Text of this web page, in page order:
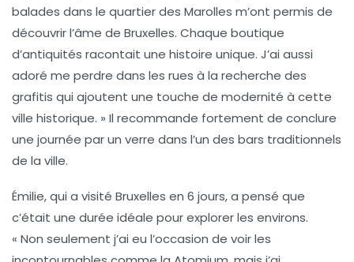
balades dans le quartier des Marolles m’ont permis de
découvrir l’âme de Bruxelles. Chaque boutique
d’antiquités racontait une histoire unique. J’ai aussi
adoré me perdre dans les rues à la recherche des
grafitis qui ajoutent une touche de modernité à cette
ville historique. » Il recommande fortement de conclure
une journée par un verre dans l’un des bars traditionnels
de la ville.
Émilie, qui a visité Bruxelles en 6 jours, a pensé que
c’était une durée idéale pour explorer les environs.
« Non seulement j’ai eu l’occasion de voir les